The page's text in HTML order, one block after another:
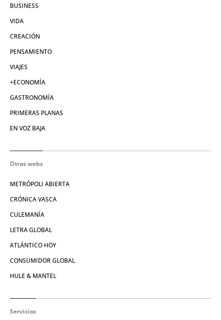
BUSINESS
VIDA
CREACIÓN
PENSAMIENTO
VIAJES
+ECONOMÍA
GASTRONOMÍA
PRIMERAS PLANAS
EN VOZ BAJA
Otras webs
METRÓPOLI ABIERTA
CRÓNICA VASCA
CULEMANÍA
LETRA GLOBAL
ATLÁNTICO HOY
CONSUMIDOR GLOBAL
HULE & MANTEL
Servicios